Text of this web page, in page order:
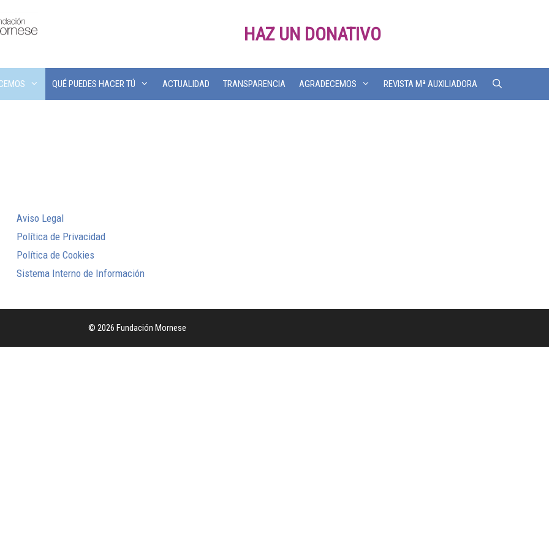
HAZ UN DONATIVO
QUÉ PUEDES HACER TÚ ACTUALIDAD TRANSPARENCIA AGRADECEMOS REVISTA Mª AUXILIADORA
Aviso Legal
Política de Privacidad
Política de Cookies
Sistema Interno de Información
© 2026 Fundación Mornese